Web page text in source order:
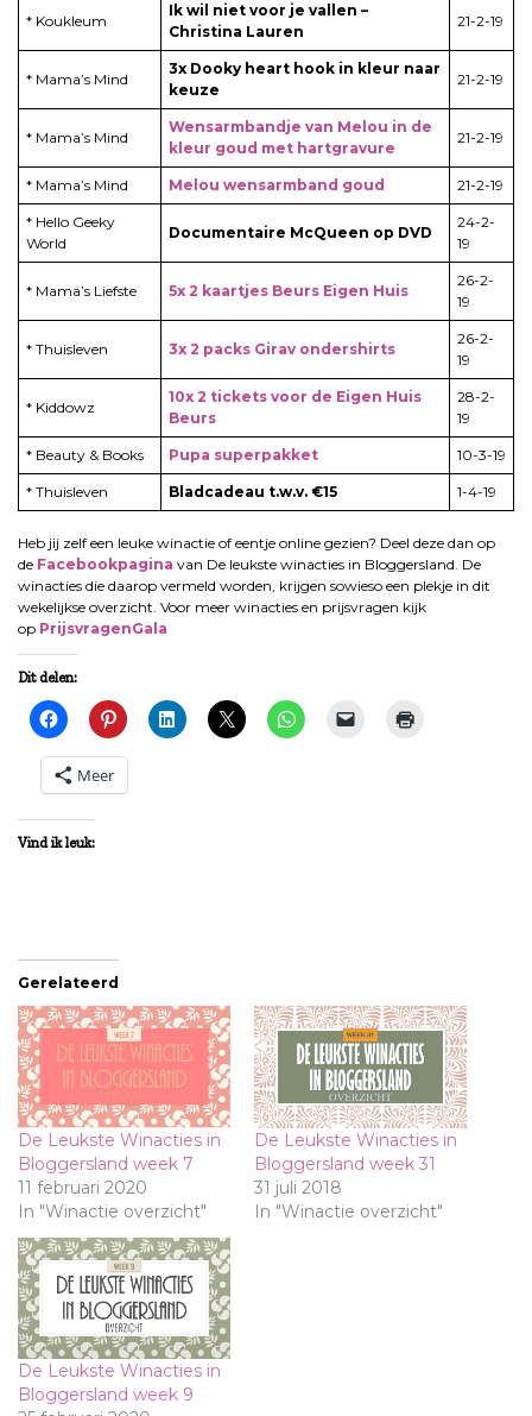
* Koukleum
Ik wil niet voor je vallen –
Christina Lauren
21-2-19
* Mama’s Mind
3x Dooky heart hook in kleur naar
keuze
21-2-19
* Mama’s Mind
Wensarmbandje van Melou in de
kleur goud met hartgravure
21-2-19
* Mama’s Mind Melou wensarmband goud 21-2-19
* Hello Geeky
World
Documentaire McQueen op DVD
24-2-
19
* Mama’s Liefste 5x 2 kaartjes Beurs Eigen Huis
26-2-
19
* Thuisleven 3x 2 packs Girav ondershirts
26-2-
19
* Kiddowz
10x 2 tickets voor de Eigen Huis
Beurs
28-2-
19
* Beauty & Books Pupa superpakket 10-3-19
* Thuisleven Bladcadeau t.w.v. €15 1-4-19
Heb jij zelf een leuke winactie of eentje online gezien? Deel deze dan op
de Facebookpagina van De leukste winacties in Bloggersland. De
winacties die daarop vermeld worden, krijgen sowieso een plekje in dit
wekelijkse overzicht. Voor meer winacties en prijsvragen kijk
op PrijsvragenGala
Dit delen:
Meer
Vind ik leuk:
Gerelateerd
De Leukste Winacties in
Bloggersland week 7
11 februari 2020
In "Winactie overzicht"
De Leukste Winacties in
Bloggersland week 31
31 juli 2018
In "Winactie overzicht"
De Leukste Winacties in
Bloggersland week 9